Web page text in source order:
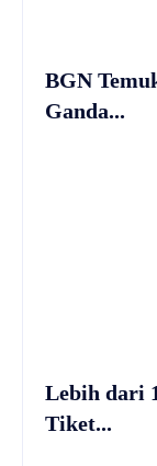
BGN
Ganda...
Lebih dari
Tiket...